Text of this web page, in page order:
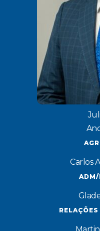
Carlos
ADM/